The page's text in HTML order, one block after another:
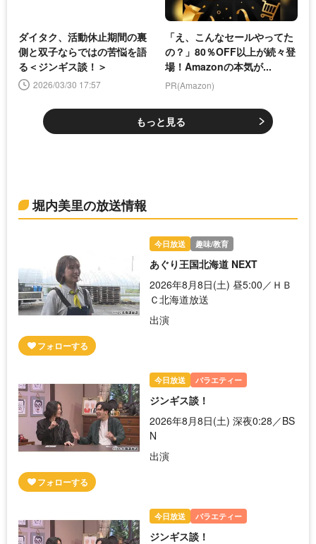
ダイタク、活動休止期間の裏
側と双子ならではの苦悩を語
る＜ジンギス談！＞
2026/03/30 17:57
「え、こんなセールやってた
の？」80％OFF以上が続々登
場！Amazonの本気が...
PR(Amazon)
もっと見る
堀内美里の放送情報
今日放送 趣味/教育
あぐり王国北海道 NEXT
2026年8月8日(土) 昼5:00／ＨＢ
Ｃ北海道放送
出演
今日放送 バラエティー
ジンギス談！
2026年8月8日(土) 深夜0:28／BS
N
出演
今日放送 バラエティー
ジンギス談！